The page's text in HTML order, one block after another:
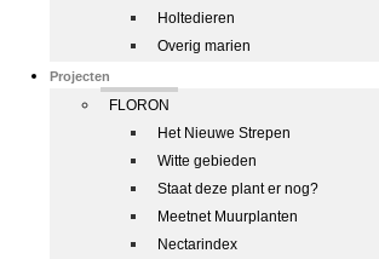
Holtedieren
Overig marien
Projecten
FLORON
Het Nieuwe Strepen
Witte gebieden
Staat deze plant er nog?
Meetnet Muurplanten
Nectarindex